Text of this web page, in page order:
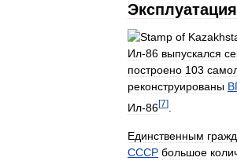
Эксплуатация
Ил-86 выпускался
построено 103
реконструированы
Ил-86[7]
Единственным
СССР большое